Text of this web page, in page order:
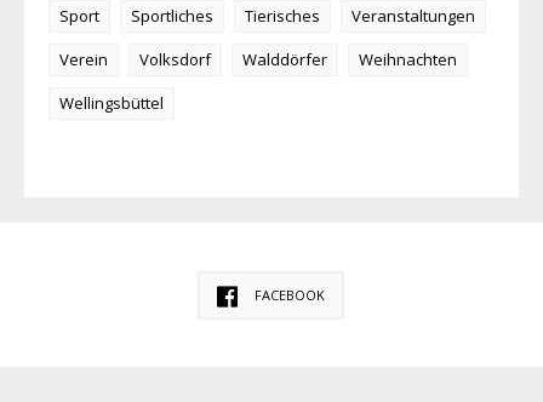
Sport
Sportliches Tierisches
Veranstaltungen
Verein
Volksdorf Walddörfer
Weihnachten
Wellingsbüttel
FACEBOOK